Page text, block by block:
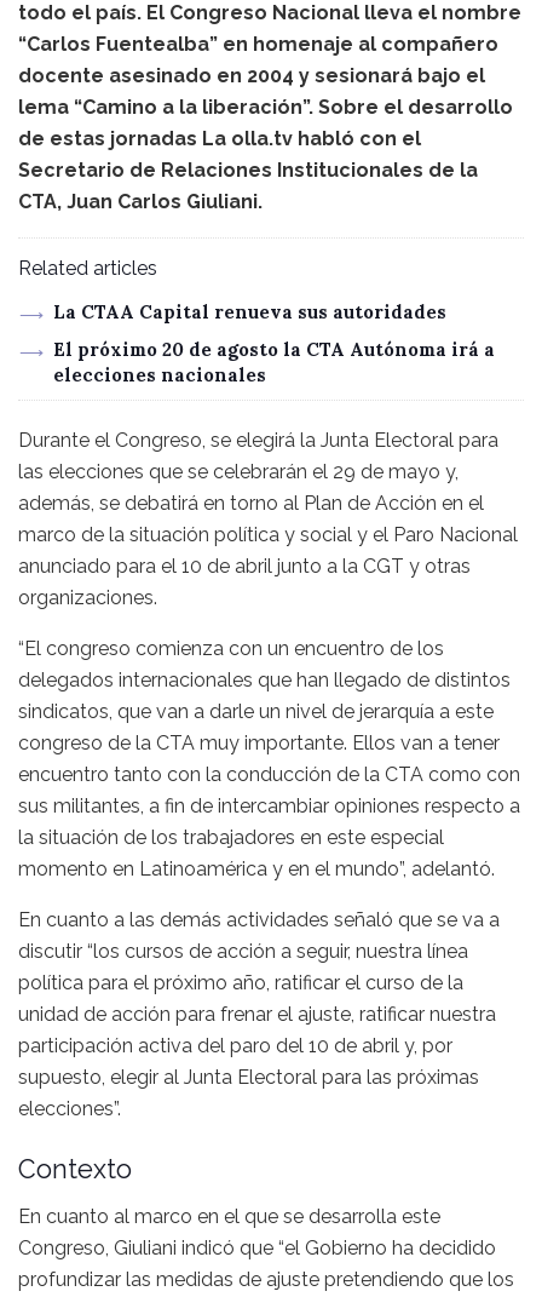
todo el país. El Congreso Nacional lleva el nombre
“Carlos Fuentealba” en homenaje al compañero
docente asesinado en 2004 y sesionará bajo el
lema “Camino a la liberación”. Sobre el desarrollo
de estas jornadas La olla.tv habló con el
Secretario de Relaciones Institucionales de la
CTA, Juan Carlos Giuliani.
Related articles
La CTAA Capital renueva sus autoridades
El próximo 20 de agosto la CTA Autónoma irá a
elecciones nacionales
Durante el Congreso, se elegirá la Junta Electoral para
las elecciones que se celebrarán el 29 de mayo y,
además, se debatirá en torno al Plan de Acción en el
marco de la situación política y social y el Paro Nacional
anunciado para el 10 de abril junto a la CGT y otras
organizaciones.
“El congreso comienza con un encuentro de los
delegados internacionales que han llegado de distintos
sindicatos, que van a darle un nivel de jerarquía a este
congreso de la CTA muy importante. Ellos van a tener
encuentro tanto con la conducción de la CTA como con
sus militantes, a fin de intercambiar opiniones respecto a
la situación de los trabajadores en este especial
momento en Latinoamérica y en el mundo”, adelantó.
En cuanto a las demás actividades señaló que se va a
discutir “los cursos de acción a seguir, nuestra línea
política para el próximo año, ratificar el curso de la
unidad de acción para frenar el ajuste, ratificar nuestra
participación activa del paro del 10 de abril y, por
supuesto, elegir al Junta Electoral para las próximas
elecciones”.
Contexto
En cuanto al marco en el que se desarrolla este
Congreso, Giuliani indicó que “el Gobierno ha decidido
profundizar las medidas de ajuste pretendiendo que los